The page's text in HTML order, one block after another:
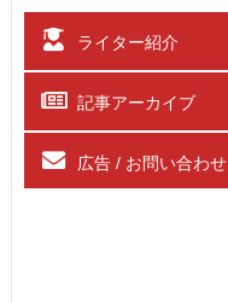
ライター紹介
記事アーカイブ
広告 / お問い合わせ